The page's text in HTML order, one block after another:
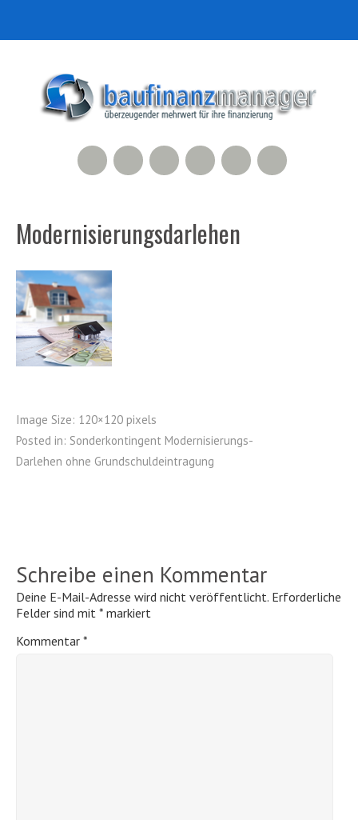
Facebook
500px
LinkedIn
Xing
RSS Feed
Modernisierungsdarlehen
Image Size: 120×120 pixels
Posted in: Sonderkontingent Modernisierungs-
Darlehen ohne Grundschuldeintragung
Schreibe einen Kommentar
Deine E-Mail-Adresse wird nicht veröffentlicht. Erforderliche
Felder sind mit * markiert
Kommentar *